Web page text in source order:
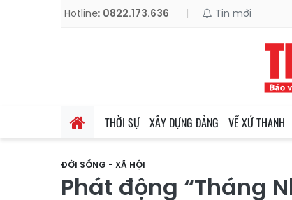
Hotline: 0822.173.636 | Tin mới
THỜI SỰ XÂY DỰNG ĐẢNG VỀ XỨ THANH
ĐỜI SỐNG - XÃ HỘI
Phát động “Tháng